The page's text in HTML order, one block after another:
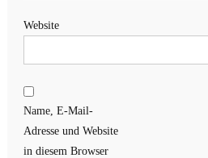
Website
Name, E-Mail-
Adresse und Website
in diesem Browser